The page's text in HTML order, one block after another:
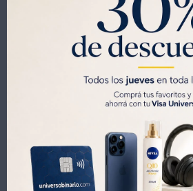
Productos que te pueden